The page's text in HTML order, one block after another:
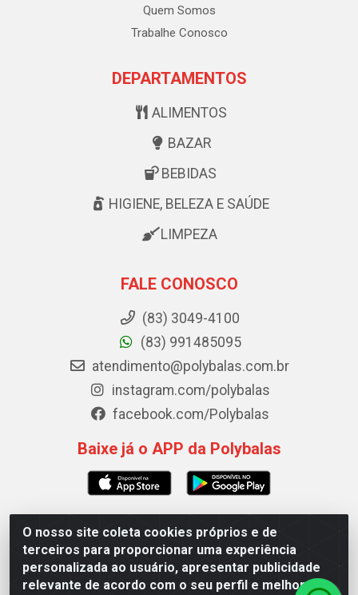
O nosso site coleta cookies próprios e de
terceiros para proporcionar uma experiência
personalizada ao usuário, apresentar publicidade
relevante de acordo com o seu perfil e melhorar a
Quem Somos
Trabalhe Conosco
DEPARTAMENTOS
ALIMENTOS
BAZAR
BEBIDAS
HIGIENE, BELEZA E SAÚDE
LIMPEZA
FALE CONOSCO
(83) 3049-4100
(83) 991485095
atendimento@polybalas.com.br
instagram.com/polybalas
facebook.com/Polybalas
Baixe já o APP da Polybalas
Polybalas - Rua João Miguel de Souza, 173 Galpão B -
Ernesto Geisel, João Pessoa/PB - CEP 58.075-075 - CNPJ
00.909.327/0002-61